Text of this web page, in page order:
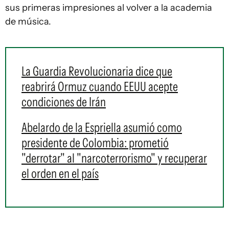
sus primeras impresiones al volver a la academia
de música.
La Guardia Revolucionaria dice que
reabrirá Ormuz cuando EEUU acepte
condiciones de Irán
Abelardo de la Espriella asumió como
presidente de Colombia: prometió
"derrotar" al "narcoterrorismo" y recuperar
el orden en el país